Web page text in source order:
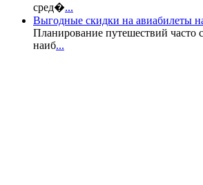
сред�...
Выгодные скидки на авиабилеты
Планирование путешествий часто
наиб...